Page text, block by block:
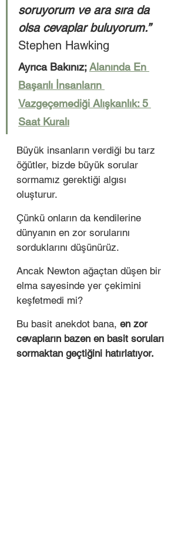
soruyorum ve ara sıra da
olsa cevaplar buluyorum.”
Stephen Hawking
Ayrıca Bakınız; Alanında En
Başarılı İnsanların
Vazgeçemediği Alışkanlık: 5
Saat Kuralı
Büyük insanların verdiği bu tarz
öğütler, bizde büyük sorular
sormamız gerektiği algısı
oluşturur.
Çünkü onların da kendilerine
dünyanın en zor sorularını
sorduklarını düşünürüz.
Ancak Newton ağaçtan düşen bir
elma sayesinde yer çekimini
keşfetmedi mi?
Bu basit anekdot bana, en zor
cevapların bazen en basit soruları
sormaktan geçtiğini hatırlatıyor.